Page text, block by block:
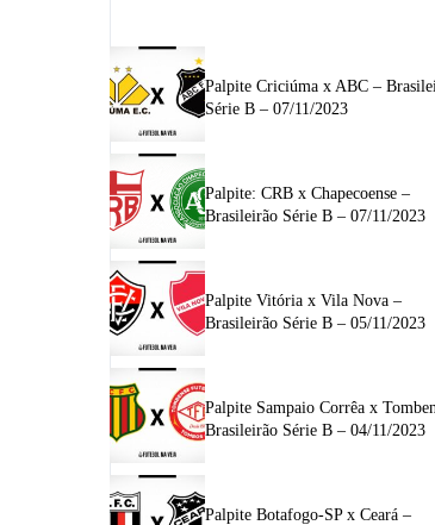
Palpite Criciúma x ABC –
Série B – 07/11/2023
Palpite: CRB x Chapecoense –
Brasileirão Série B – 07/11/2023
Palpite Vitória x Vila Nova –
Brasileirão Série B – 05/11/2023
Palpite Sampaio Corrêa x
Brasileirão Série B – 04/11/2023
Palpite Botafogo-SP x Ceará –